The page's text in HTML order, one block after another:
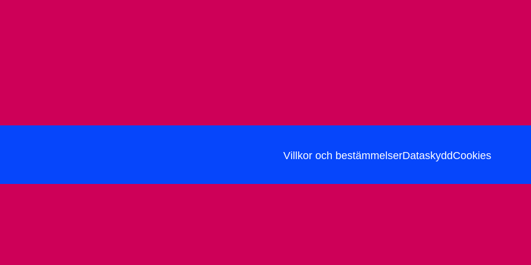
Villkor och bestämmelserDataskyddCookies